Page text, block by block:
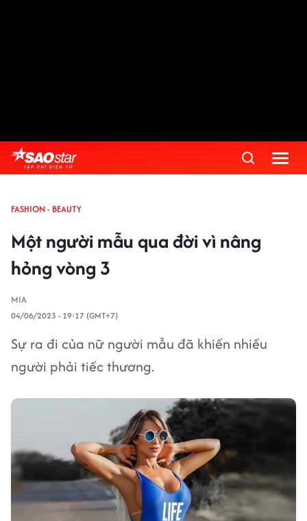
FASHION - BEAUTY
Một người mẫu qua đời vì nâng
hỏng vòng 3
MIA
04/06/2023 - 19:17 (GMT+7)
Sự ra đi của nữ người mẫu đã khiến nhiều
người phải tiếc thương.